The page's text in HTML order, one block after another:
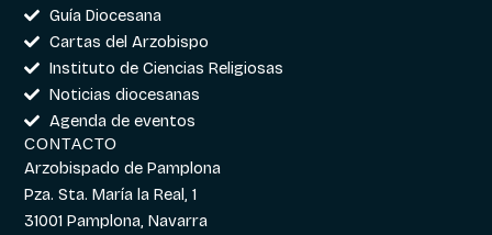
Guía Diocesana
Cartas del Arzobispo
Instituto de Ciencias Religiosas
Noticias diocesanas
Agenda de eventos
CONTACTO
Arzobispado de Pamplona
Pza. Sta. María la Real, 1
31001 Pamplona, Navarra